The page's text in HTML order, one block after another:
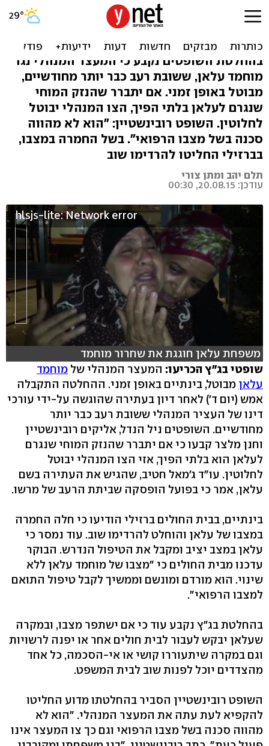
בג"ץ ביטל מעצר עלאן,
רופאיו הרדימו אותו שוב
בהחלטת השופטים נקבע כי המעצר המנהלי נגד
מוחמד עלאן, ששובת רעב כבר יותר מחודשיים,
מבוטל באופן זמני. אם יתברר שהנזק המוחי
שנגרם לעלאן בלתי הפיך, הצו המנהלי יבוטל
לחלוטין. השופט רובינשטיין: "הוא לא מהווה
סכנה בשל מצבו הרפואי". בשל החמרה במצבו,
בברזילי החליטו להרדימו שוב
תלם יהב ומתן צורי
עודכן: 20.08.15, 00:30
hlsjs-lite: Network error
משפחת עלאן חוגגת את שחרור מוחמד
שופטי בג"ץ הכריעו: המעצר המנהלי של מוחמד
עלאן מבוטל, בינתיים באופן זמני. ההחלטה התקבלה
אמש (יום ד') לאחר דיון בעתירה שהוגשה על-ידי עורכי
דינו של העציר המנהלי ששובת רעב כבר יותר
מחודשיים. השופטים ניל הנדל, אליקים רובינשטיין
וחנן מלצר קבעו כי אם יתברר שהנזק המוחי שנגרם
לעלאן הוא בלתי הפיך, אזי הצו המנהלי יבוטל
לחלוטין. עו"ד ג'מאל חטיב, שהגיש את העתירה בשם
עלאן, אמר כי בפועל הופסקה שביתת הרעב של מרשו.
בינתיים, בבית החולים ברזילי הודיעו כי חלה החמרה
במצבו של עלאן והוחלט להרדימו שוב. עוד נמסר כי
עלאן במצב יציב ומקבל את הטיפול הנדרש. הבוקר
עדכנו מבית החולים כי "מצבו של מוחמד עלאן ללא
שינוי. הוא מורדם ומונשם וממשיך לקבל טיפול התואם
למצבו הרפואי".
בהחלטת בג"ץ נקבע עוד כי אם ישתפר מצבו, ובמקרה
שעלאן יבקש לעבור לבית חולים אחר או יפנה לרשויות
וגם במקרה שיתעוררו קושי או אי-הסכמה, כל אחד
מהצדדים יוכל לפנות שוב לבית המשפט.
השופט רובינשטיין הסביר בהחלטתו מדוע החליטו
להקפיא לעת עתה את המעצר המנהלי. "הוא לא
מהווה סכנה בשל מצבו הרפואי וגם כך צו המעצר אינו